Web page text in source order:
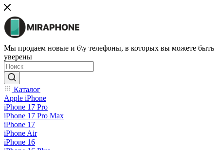
Мы продаем новые и б\у телефоны, в которых вы можете быть
уверены
Каталог
Apple iPhone
iPhone 17 Pro
iPhone 17 Pro Max
iPhone 17
iPhone Air
iPhone 16